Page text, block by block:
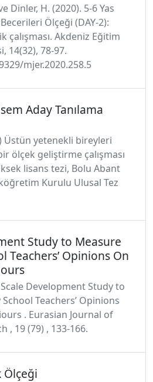
Dinler, H. (2020). 5-6 Yas
Ölçeği (DAY-2):
çalışması. Akdeniz Eğitim
14(32), 78-97.
mjer.2020.258.5
Aday Tanılama
Üstün yetenekli bireyleri
ölçek geliştirme çalışması
lisans tezi, Bolu Abant
Kurulu Ulusal Tez
Study to Measure
Teachers’ Opinions On
Development Study to
Teachers’ Opinions
. Eurasian Journal of
, 19 (79) , 133-166.
Ölçeği